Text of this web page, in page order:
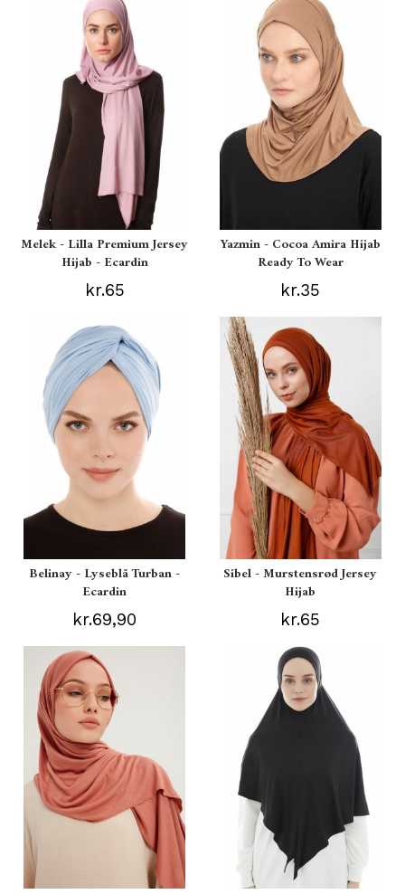
Melek - Lilla Premium Jersey
Hijab - Ecardin
kr.65
Yazmin - Cocoa Amira Hijab
Ready To Wear
kr.35
Belinay - Lyseblå Turban -
Ecardin
kr.69,90
Sibel - Murstensrød Jersey
Hijab
kr.65